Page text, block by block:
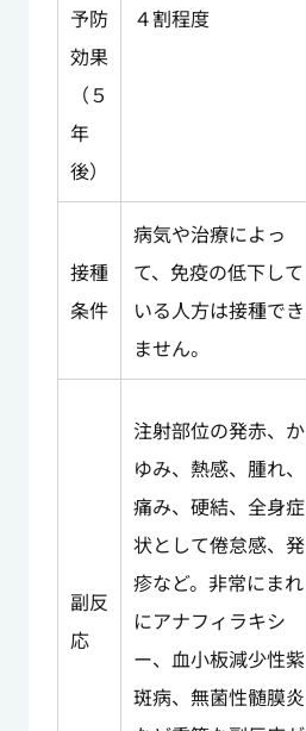
予防
効果
（５
年
後）
４割程度
接種
条件
病気や治療によっ
て、免疫の低下して
いる人方は接種でき
ません。
副反
応
注射部位の発赤、か
ゆみ、熱感、腫れ、
痛み、硬結、全身症
状として倦怠感、発
疹など。非常にまれ
にアナフィラキシ
ー、血小板減少性紫
斑病、無菌性髄膜炎